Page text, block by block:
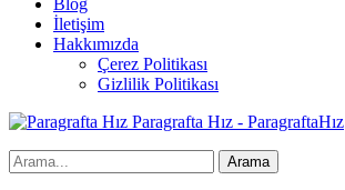
Blog
İletişim
Hakkımızda
Çerez Politikası
Gizlilik Politikası
Paragrafta Hız - ParagraftaHız